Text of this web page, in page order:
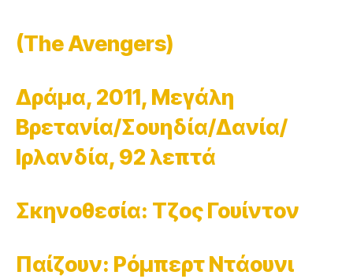
(The Avengers)
Δράμα, 2011, Μεγάλη
Βρετανία/Σουηδία/Δανία/
Ιρλανδία, 92 λεπτά
Σκηνοθεσία: Τζος Γουίντον
Παίζουν: Ρόμπερτ Ντάουνι